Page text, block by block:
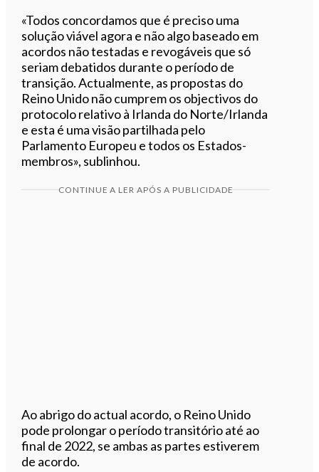
«Todos concordamos que é preciso uma
solução viável agora e não algo baseado em
acordos não testadas e revogáveis que só
seriam debatidos durante o período de
transição. Actualmente, as propostas do
Reino Unido não cumprem os objectivos do
protocolo relativo à Irlanda do Norte/Irlanda
e esta é uma visão partilhada pelo
Parlamento Europeu e todos os Estados-
membros», sublinhou.
CONTINUE A LER APÓS A PUBLICIDADE
Ao abrigo do actual acordo, o Reino Unido
pode prolongar o período transitório até ao
final de 2022, se ambas as partes estiverem
de acordo.